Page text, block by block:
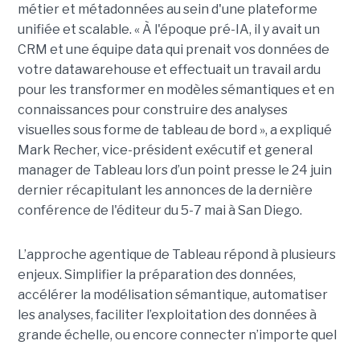
métier et métadonnées au sein d'une plateforme
unifiée et scalable. « À l'époque pré-IA, il y avait un
CRM et une équipe data qui prenait vos données de
votre datawarehouse et effectuait un travail ardu
pour les transformer en modèles sémantiques et en
connaissances pour construire des analyses
visuelles sous forme de tableau de bord », a expliqué
Mark Recher, vice-président exécutif et general
manager de Tableau lors d’un point presse le 24 juin
dernier récapitulant les annonces de la dernière
conférence de l'éditeur du 5-7 mai à San Diego.
L’approche agentique de Tableau répond à plusieurs
enjeux. Simplifier la préparation des données,
accélérer la modélisation sémantique, automatiser
les analyses, faciliter l’exploitation des données à
grande échelle, ou encore connecter n’importe quel